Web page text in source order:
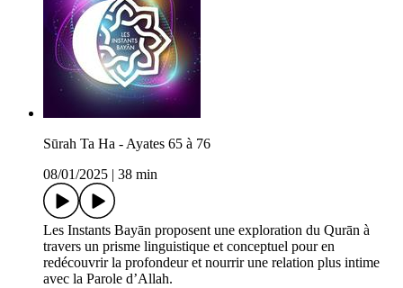
Sūrah Ta Ha - Ayates 65 à 76
08/01/2025
38 min
Les Instants Bayān proposent une exploration du Qurān à
travers un prisme linguistique et conceptuel pour en
redécouvrir la profondeur et nourrir une relation plus intime
avec la Parole d’Allah.